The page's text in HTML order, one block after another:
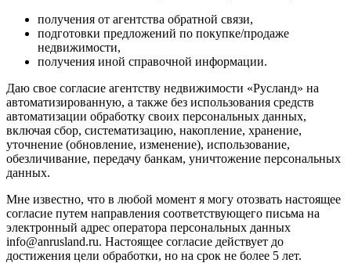
получения от агентства обратной связи,
подготовки предложений по покупке/продаже
недвижимости,
получения иной справочной информации.
Даю свое согласие агентству недвижимости «Русланд» на
автоматизированную, а также без использования средств
автоматизации обработку своих персональных данных,
включая сбор, систематизацию, накопление, хранение,
уточнение (обновление, изменение), использование,
обезличивание, передачу банкам, уничтожение персональных
данных.
Мне известно, что в любой момент я могу отозвать настоящее
согласие путем направления соответствующего письма на
электронный адрес оператора персональных данных
info@anrusland.ru. Настоящее согласие действует до
достижения цели обработки, но на срок не более 5 лет.